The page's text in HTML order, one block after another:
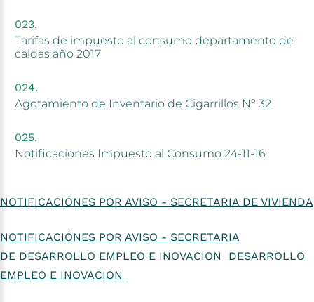
Tarifas de impuesto al consumo departamento de
caldas año 2017
Agotamiento de Inventario de Cigarrillos Nº 32
Notificaciones Impuesto al Consumo 24-11-16
NOTIFICACIÓNES POR AVISO - SECRETARIA DE VIVIENDA
NOTIFICACIÓNES POR AVISO - SECRETARIA
DE DESARROLLO EMPLEO E INOVACION
DESARROLLO
EMPLEO E INOVACION